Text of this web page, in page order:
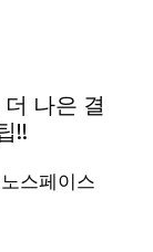
나은 결
!!
스페이스